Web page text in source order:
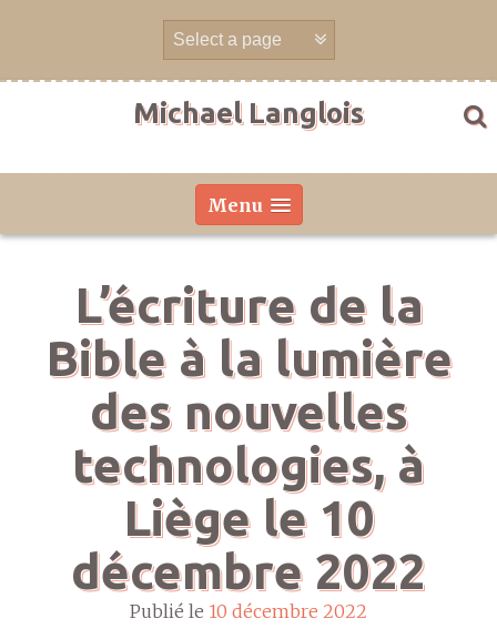
Michael Langlois
Menu
L’écriture de la
Bible à la lumière
des nouvelles
technologies, à
Liège le 10
décembre 2022
Publié le 10 décembre 2022